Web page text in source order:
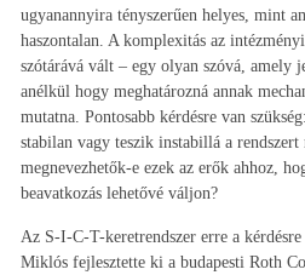
ugyanannyira tényszerűen helyes, mint
haszontalan. A komplexitás az
szótárává vált – egy olyan szóvá, amely
anélkül hogy meghatározná annak
mutatna. Pontosabb kérdésre van
stabilan vagy teszik instabillá a rendszert
megnevezhetők-e ezek az erők ahhoz,
beavatkozás lehetővé váljon?
Az S-I-C-T-keretrendszer erre a
Miklós fejlesztette ki a budapesti Roth